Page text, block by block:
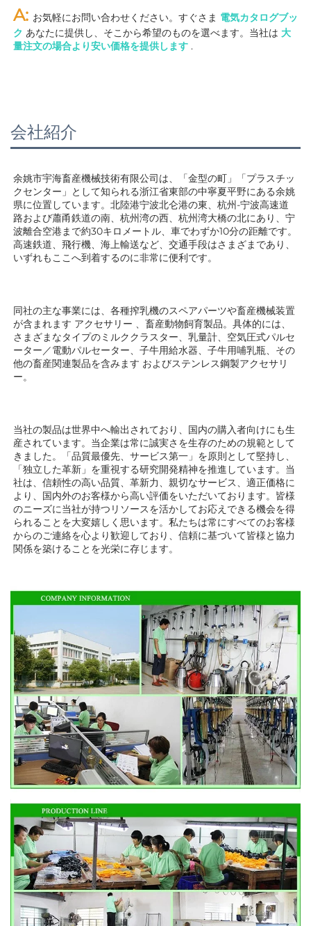
A: お気軽にお問い合わせください。すぐさま 電気カタログブッ
ク あなたに提供し、そこから希望のものを選べます。当社は 大
量注文の場合より安い価格を提供します .
会社紹介
余姚市宇海畜産機械技術有限公司は、「金型の町」「プラスチッ
クセンター」として知られる浙江省東部の中寧夏平野にある余姚
県に位置しています。北陸港宁波北仑港の東、杭州-宁波高速道
路および蕭甬鉄道の南、杭州湾の西、杭州湾大橋の北にあり、宁
波離合空港まで約30キロメートル、車でわずか10分の距離です。
高速鉄道、飛行機、海上輸送など、交通手段はさまざまであり、
いずれもここへ到着するのに非常に便利です。
同社の主な事業には、各種搾乳機のスペアパーツや畜産機械装置
が含まれます アクセサリー 、畜産動物飼育製品。具体的には、
さまざまなタイプのミルククラスター、乳量計、空気圧式パルセ
ーター／電動パルセーター、子牛用給水器、子牛用哺乳瓶、その
他の畜産関連製品を含みます およびステンレス鋼製アクセサリ
ー。
当社の製品は世界中へ輸出されており、国内の購入者向けにも生
産されています。当企業は常に誠実さを生存のための規範として
きました。「品質最優先、サービス第一」を原則として堅持し、
「独立した革新」を重視する研究開発精神を推進しています。当
社は、信頼性の高い品質、革新力、親切なサービス、適正価格に
より、国内外のお客様から高い評価をいただいております。皆様
のニーズに当社が持つリソースを活かしてお応えできる機会を得
られることを大変嬉しく思います。私たちは常にすべてのお客様
からのご連絡を心より歓迎しており、信頼に基づいて皆様と協力
関係を築けることを光栄に存じます。